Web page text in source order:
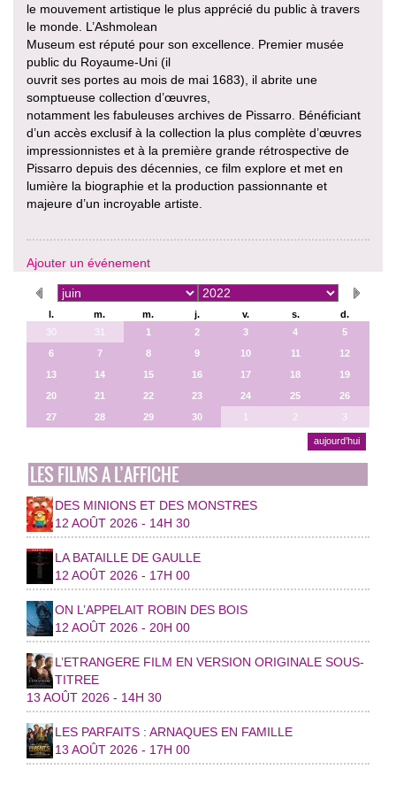
le mouvement artistique le plus apprécié du public à travers
le monde. L’Ashmolean
Museum est réputé pour son excellence. Premier musée
public du Royaume-Uni (il
ouvrit ses portes au mois de mai 1683), il abrite une
somptueuse collection d’œuvres,
notamment les fabuleuses archives de Pissarro. Bénéficiant
d’un accès exclusif à la collection la plus complète d’œuvres
impressionnistes et à la première grande rétrospective de
Pissarro depuis des décennies, ce film explore et met en
lumière la biographie et la production passionnante et
majeure d’un incroyable artiste.
Ajouter un événement
l. m. m. j. v. s.
d.
30
31 1 2 3 4
5
6
7 8 9 10 11
12
13
14 15 16 17 18
19
20
21 22 23 24 25
26
27
28 29 30 2 3
aujourd’hui
LES FILMS A L’AFFICHE
DES MINIONS ET DES MONSTRES
12 AOÛT 2026 - 14H 30
LA BATAILLE DE GAULLE
12 AOÛT 2026 - 17H 00
ON L’APPELAIT ROBIN DES BOIS
12 AOÛT 2026 - 20H 00
L’ETRANGERE FILM EN VERSION ORIGINALE SOUS-
TITREE
13 AOÛT 2026 - 14H 30
LES PARFAITS : ARNAQUES EN FAMILLE
13 AOÛT 2026 - 17H 00